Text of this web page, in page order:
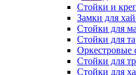
Стойки и
Замки для
Стойки для
Стойки для
Оркестровые
Стойки для
Стойки для